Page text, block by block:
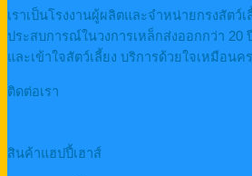
เราเป็นโรงงานผู้ผลิตและจำหน่ายกรงสัตว์
ประสบการณ์ในวงการเหล็กส่งออกกว่า
และเข้าใจสัตว์เลี้ยง บริการด้วยใจเหมือนค
ติดต่อเรา
สินค้าแฮปปี้เฮาส์